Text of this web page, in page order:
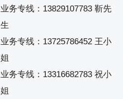
业务专线： 13829107783 靳先
生
业务专线： 13725786452 王小
姐
业务专线： 13316682783 祝小
姐